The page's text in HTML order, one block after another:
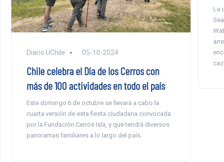
Diario UChile 05-10-2024
Chile celebra el Día de los Cerros con
más de 100 actividades en todo el país
Este domingo 6 de octubre se llevará a cabo la
cuarta versión de esta fiesta ciudadana convocada
por la Fundación Cerros Isla, y que tendrá diversos
panoramas familiares a lo largo del país.
La